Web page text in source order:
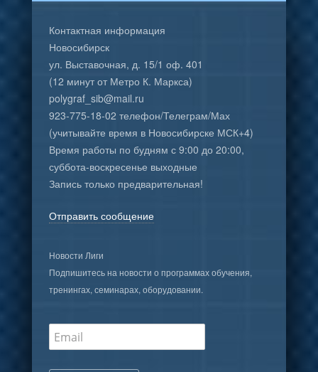
Контактная информация
Новосибирск
ул. Выставочная, д. 15/1 оф. 401
(12 минут от Метро К. Маркса)
polygraf_sib@mail.ru
923-775-18-02 телефон/Телеграм/Мах
(учитывайте время в Новосибирске МСК+4)
Время работы по будням с 9:00 до 20:00,
суббота-воскресенье выходные
Запись только предварительная!
Отправить сообщение
Новости Лиги
Подпишитесь на новости о программах обучения,
тренингах, семинарах, оборудовании.